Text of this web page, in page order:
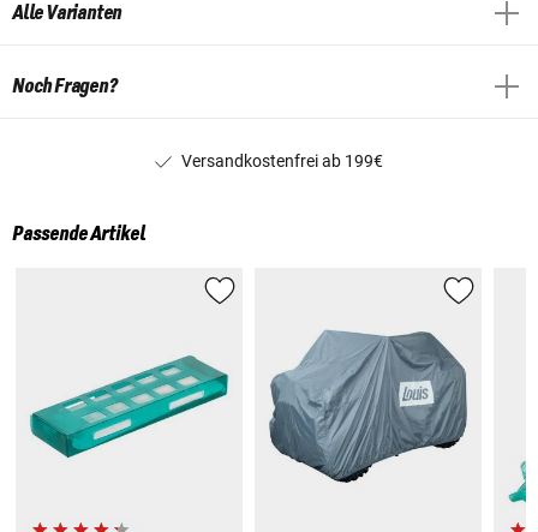
Alle Varianten
Noch Fragen?
Versandkostenfrei ab 199€
Passende Artikel